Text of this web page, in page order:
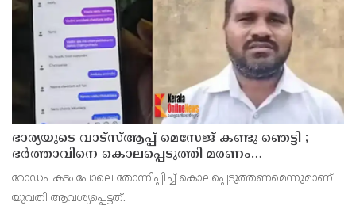
ഭാര്യയുടെ വാട്സ്ആപ്പ് മെസേജ് കണ്ടു ഞെട്ടി ;
ഭര്‍ത്താവിനെ കൊലപ്പെടുത്തി മരണം
റോഡപകടമാക്കി മാറ്റാന്‍ കാമുകനുമായി
പദ്ധതിയിട്ട യുവതിയും സുഹൃത്തും ഒളിവില്‍
റോഡപകടം പോലെ തോന്നിപ്പിച്ച് കൊലപ്പെടുത്തണമെന്നുമാണ്
യുവതി ആവശ്യപ്പെട്ടത്.